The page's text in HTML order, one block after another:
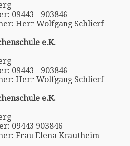
09443 - 903846
Herr Wolfgang Schlierf
e.K.
09443 - 903846
Herr Wolfgang Schlierf
e.K.
09443 903846
Frau Elena Krautheim